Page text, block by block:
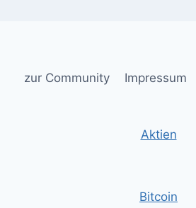
zur Community Impressum
Aktien
Bitcoin